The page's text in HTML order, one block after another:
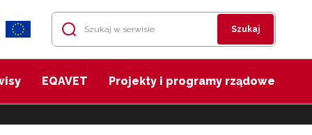
Szukaj
EQAVET Projekty i programy rządowe